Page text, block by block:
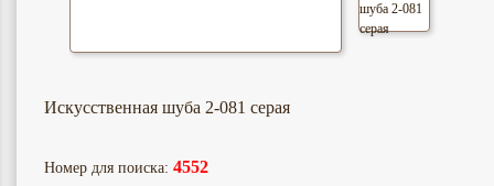
Искусственная шуба 2-081 серая
Номер для поиска: 4552